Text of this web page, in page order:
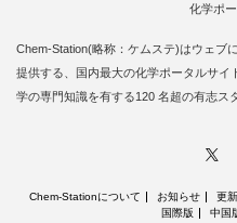
化学ポ
Chem-Station(略称：ケムステ)はウェブ
提供する、国内最大の化学ポータルサ
学の専門知識を有する120 名超の有志ス
Chem-Stationについて お知らせ 更
国際版
中国